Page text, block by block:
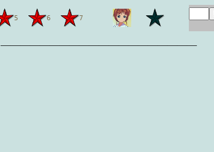
5 6 7
————————————————————